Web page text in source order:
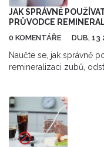
JAK SPRÁVNĚ
PRŮVODCE
0 KOMENTÁŘE DUB, 13
Naučte se, jak správně
remineralizaci zubů,